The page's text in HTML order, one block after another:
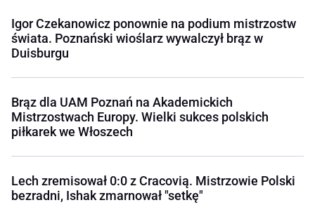
Igor Czekanowicz ponownie na podium mistrzostw
świata. Poznański wioślarz wywalczył brąz w
Duisburgu
Brąz dla UAM Poznań na Akademickich
Mistrzostwach Europy. Wielki sukces polskich
piłkarek we Włoszech
Lech zremisował 0:0 z Cracovią. Mistrzowie Polski
bezradni, Ishak zmarnował "setkę"